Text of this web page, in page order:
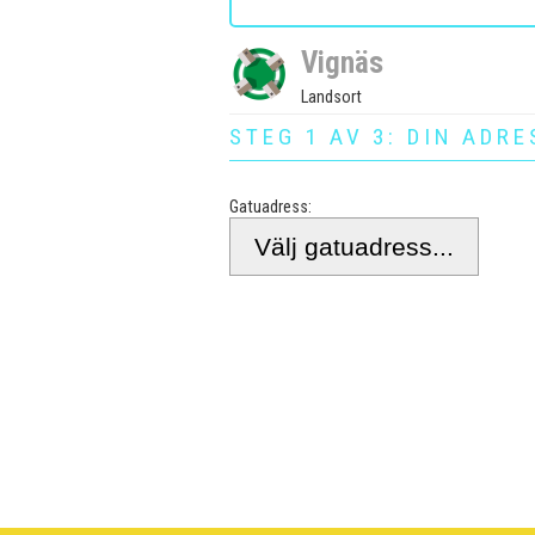
Vignäs
Landsort
STEG 1 AV 3: DIN
Gatuadress: